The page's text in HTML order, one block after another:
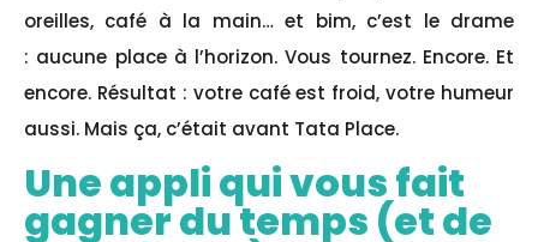
oreilles, café à la main… et bim, c’est le drame
: aucune place à l’horizon. Vous tournez. Encore. Et
encore. Résultat : votre café est froid, votre humeur
aussi. Mais ça, c’était avant Tata Place.
Une appli qui vous fait
gagner du temps (et de